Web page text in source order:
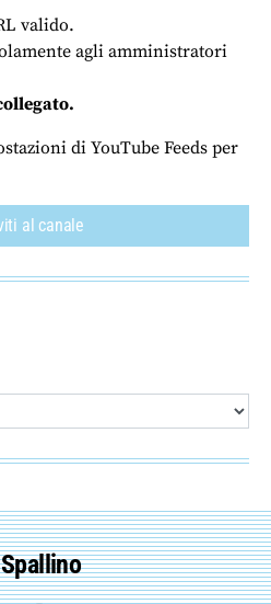
valido.
agli amministratori
di YouTube Feeds per
al canale